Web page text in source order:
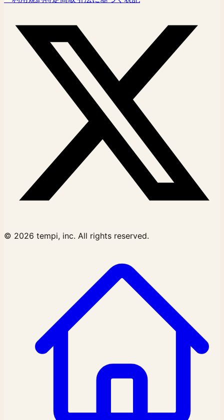
© 2026 tempi, inc. All rights reserved.